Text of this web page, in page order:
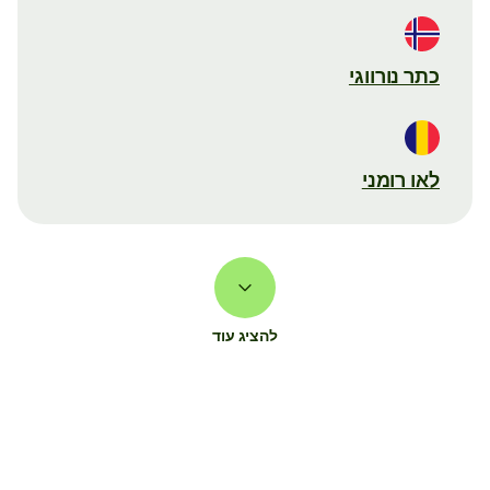
כתר נורווגי
לאו רומני
להציג עוד